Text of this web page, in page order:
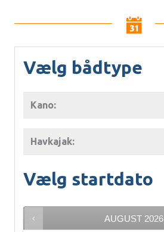
Vælg bådtype
Kano:
Havkajak:
Vælg startdato
AUGUST 2026